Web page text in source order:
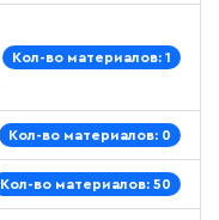
Кол-во материалов: 1
Кол-во материалов: 0
Кол-во материалов: 50